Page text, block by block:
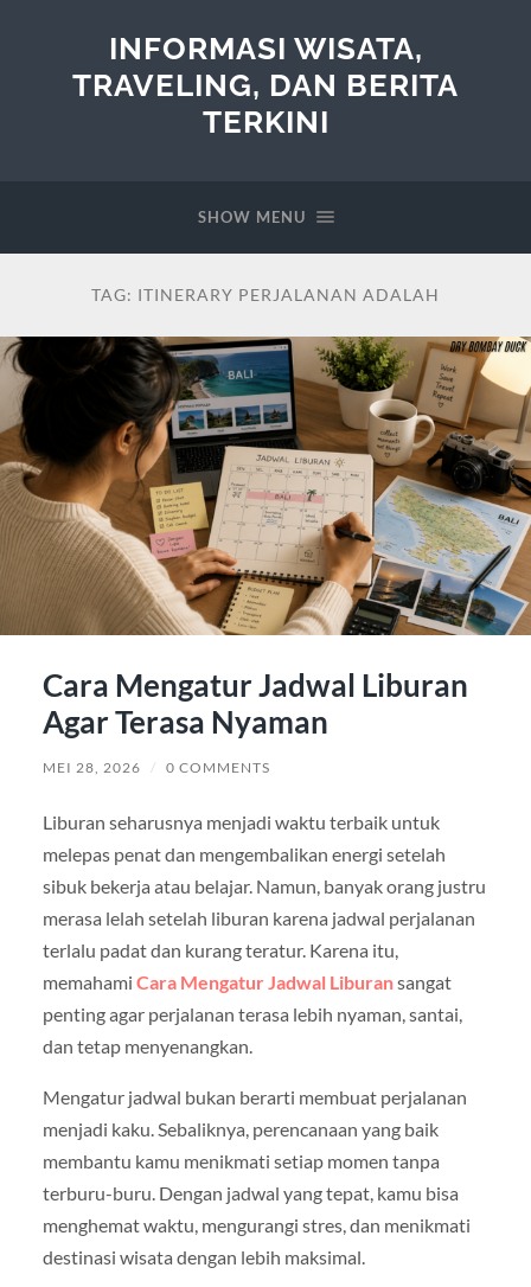
INFORMASI WISATA,
TRAVELING, DAN BERITA
TERKINI
SHOW MENU
TAG: ITINERARY PERJALANAN ADALAH
Cara Mengatur Jadwal Liburan
Agar Terasa Nyaman
MEI 28, 2026 / 0 COMMENTS
Liburan seharusnya menjadi waktu terbaik untuk
melepas penat dan mengembalikan energi setelah
sibuk bekerja atau belajar. Namun, banyak orang justru
merasa lelah setelah liburan karena jadwal perjalanan
terlalu padat dan kurang teratur. Karena itu,
memahami Cara Mengatur Jadwal Liburansangat
penting agar perjalanan terasa lebih nyaman, santai,
dan tetap menyenangkan.
Mengatur jadwal bukan berarti membuat perjalanan
menjadi kaku. Sebaliknya, perencanaan yang baik
membantu kamu menikmati setiap momen tanpa
terburu-buru. Dengan jadwal yang tepat, kamu bisa
menghemat waktu, mengurangi stres, dan menikmati
destinasi wisata dengan lebih maksimal.